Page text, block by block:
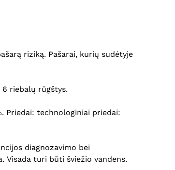
riziką. Pašarai, kurių sudėtyje
riebalų rūgštys.
Priedai: technologiniai priedai:
diagnozavimo bei
Visada turi būti šviežio vandens.